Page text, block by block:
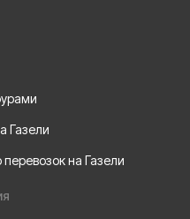
Газели
перевозок на Газели